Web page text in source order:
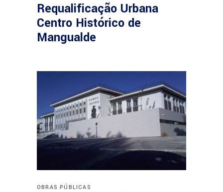
Requalificação Urbana
Centro Histórico de
Mangualde
OBRAS PÚBLICAS